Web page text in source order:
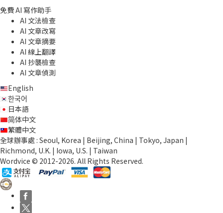
免費 AI 寫作助手
AI 文法檢查
AI 文章改寫
AI 文章摘要
AI 線上翻譯
AI 抄襲檢查
AI 文章偵測
English
한국어
日本語
简体中文
繁體中文
全球辦事處 : Seoul, Korea | Beijing, China | Tokyo, Japan |
Richmond, U.K. | Iowa, U.S. | Taiwan
Wordvice © 2012-2026. All Rights Reserved.